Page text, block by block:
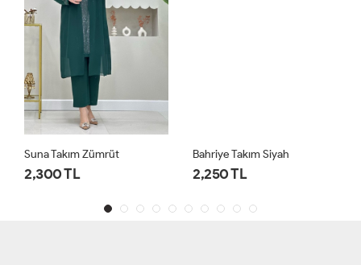
Suna Takım Zümrüt
2,300 TL
Bahriye Takım Siyah
2,250 TL